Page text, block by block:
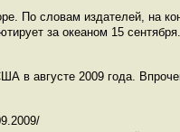
По словам издателей, на
за океаном 15 сентября.
в августе 2009 года.